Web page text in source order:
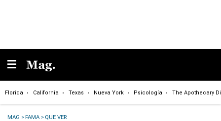
Florida California Texas Nueva York Psicología The Apothecary
MAG >FAMA > QUE VER